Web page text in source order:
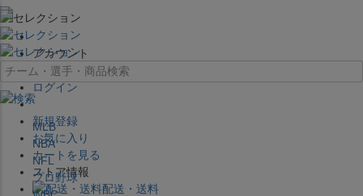
×
アカウント
ログイン
新規登録
お気に入り
カートを見る
ストア情報
配送・送料
MLB
NBA
NFL
プロ野球